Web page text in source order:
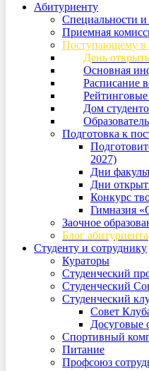
Абитуриенту
Специальности и
Приемная
Поступающему в
День
Основная
Расписание
Дом
Подготовка к
2027)
Дни
Дни
Конкурс
Гимназия
Заочное
Блог абитуриента
Студенту и сотруднику
Кураторы
Студенческий
Студенческий
Студенческий
Совет
Досуговые
Спортивный
Питание
Профсоюз